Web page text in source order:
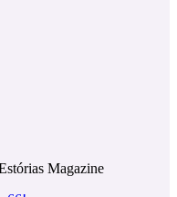
Magazine